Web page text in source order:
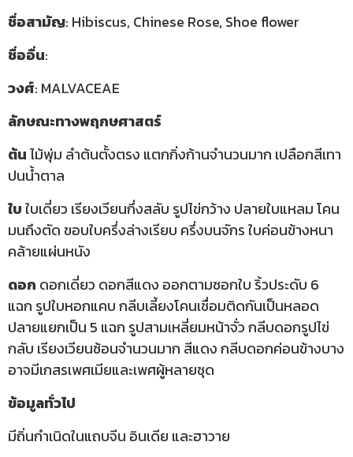
ชื่อสามัญ: Hibiscus, Chinese Rose, Shoe flower
ชื่ออื่น:
วงศ์: MALVACEAE
ลักษณะทางพฤกษศาสตร์
ต้นไม้พุ่ม ลำต้นตั้งตรง แตกกิ่งก้านจำนวนมาก เปลือกสีเทา
ปนน้ำตาล
ใบใบเดี่ยว เรียงเวียนกึ่งสลับ รูปไข่กว้าง ปลายใบแหลม โคน
มนถึงตัด ขอบใบครึ่งล่างเรียบ ครึ่งบนจักร ใบค่อนข้างหนา
คล้ายแผ่นหนัง
ดอก ดอกเดี่ยว ดอกสีแดง ออกตามซอกใบ ริ้วประดับ 6
แฉก รูปใบหอกแคบ กลีบเลี้ยงโคนเชื่อมติดกันเป็นหลอด
ปลายแยกเป็น 5 แฉก รูปสามเหลี่ยมหน้าจั่ว กลีบดอกรูปไข่
กลับ เรียงเวียนซ้อนจำนวนมาก สีแดง กลีบดอกค่อนข้างบาง
อาจมีเกสรเพศเมียและเพศผู้หลายชุด
ข้อมูลทั่วไป
มีถิ่นกำเนิดในแถบจีน อินเดีย และฮาวาย